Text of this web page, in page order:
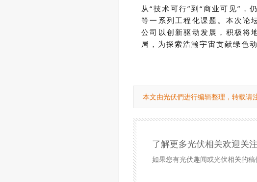
从“技术可行”到“商业可见”，
等一系列工程化课题。本次论
公司以创新驱动发展，积极将
局，为探索浩瀚宇宙贡献绿色动
本文由光伏們进行编辑整理，转载请
了解更多光伏相关欢迎关
如果您有光伏趣闻或光伏相关的